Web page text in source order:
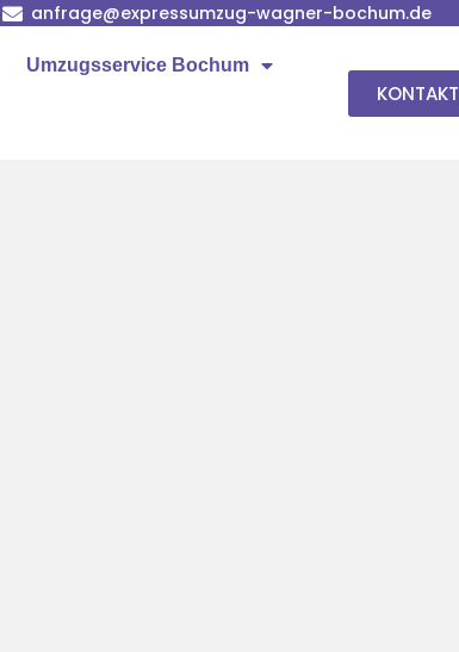
anfrage@expressumzug-wagner-bochum.de
Umzugsservice Bochum
KONTAKT